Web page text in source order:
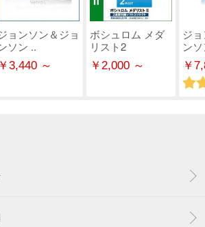
ョンソン＆ジョ
ソン ..
￥3,440 ～
ボシュロム メダ
リスト2
￥2,000 ～
ジ
ン
￥